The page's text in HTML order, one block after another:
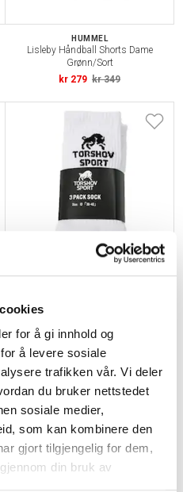
for å gi innhold og
å levere sosiale
trafikken vår. Vi deler
du bruker nettstedet
sosiale medier,
som kan kombinere den
gjort tilgjengelig for dem,
din bruk av
HUMMEL
Lisleby Håndball Shorts Dame
Grønn/Sort
kr 279 kr 349